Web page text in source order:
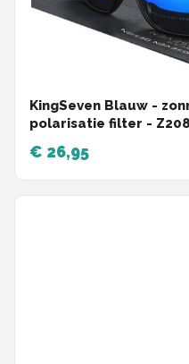
KingSeven Blauw -
polarisatie filter - Z208
€ 26,95